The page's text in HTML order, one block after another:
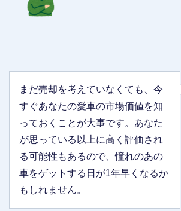
まだ売却を考えていなくても、今
すぐあなたの愛車の市場価値を知
っておくことが大事です。あなた
が思っている以上に高く評価され
る可能性もあるので、憧れのあの
車をゲットする日が1年早くなるか
もしれません。